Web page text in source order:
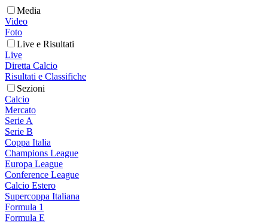
Media
Video
Foto
Live e Risultati
Live
Diretta Calcio
Risultati e Classifiche
Sezioni
Calcio
Mercato
Serie A
Serie B
Coppa Italia
Champions League
Europa League
Conference League
Calcio Estero
Supercoppa Italiana
Formula 1
Formula E